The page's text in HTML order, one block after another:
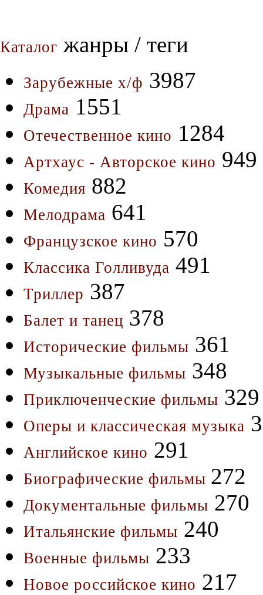
Каталог жанры / теги
Зарубежные х/ф 3987
Драма 1551
Отечественное кино 1284
Артхаус - Авторское кино 949
Комедия 882
Мелодрама 641
Французское кино 570
Классика Голливуда 491
Триллер 387
Балет и танец 378
Исторические фильмы 361
Музыкальные фильмы 348
Приключенческие фильмы 329
Оперы и классическая музыка
Английское кино 291
Биографические фильмы 272
Документальные фильмы 270
Итальянские фильмы 240
Военные фильмы 233
Новое российское кино 217